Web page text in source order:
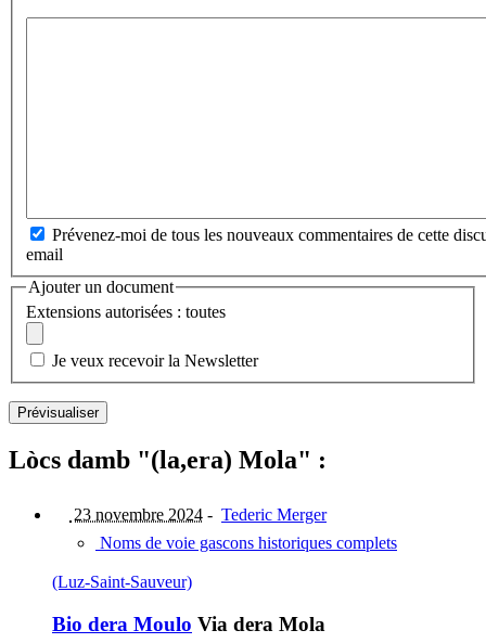
Prévenez-moi de tous les nouveaux commentaires de cette
email
Ajouter un document
Extensions autorisées : toutes
Je veux recevoir la Newsletter
Lòcs damb "(la,era) Mola" :
23 novembre 2024 - Tederic Merger
Noms de voie gascons historiques complets
(Luz-Saint-Sauveur)
Bio dera Moulo Via dera Mola